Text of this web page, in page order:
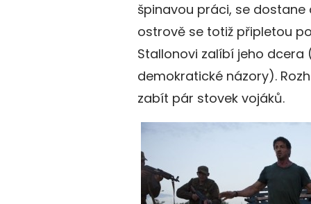
špinavou práci, se
ostrově se totiž připletou
Stallonovi zalíbí jeho
demokratické názory).
zabít pár stovek vojáků.